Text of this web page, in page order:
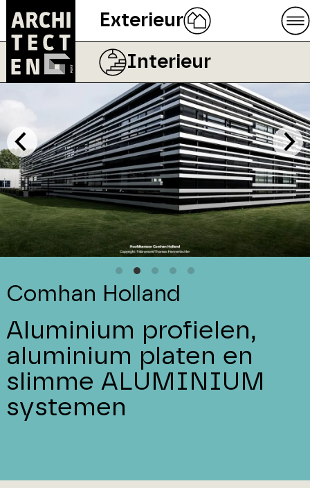
Exterieur
Interieur
Comhan Holland
Aluminium profielen,
aluminium platen en
slimme ALUMINIUM
systemen